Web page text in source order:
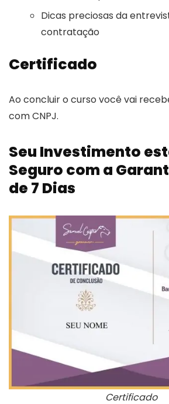
Dicas preciosas da
contratação
Certificado
Ao concluir o curso você vai
com CNPJ.
Seu Investimento
Seguro com a
de 7 Dias
Certificado